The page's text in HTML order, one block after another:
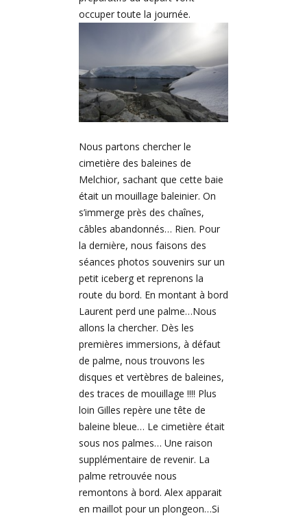
occuper toute la journée.
Nous partons chercher le
cimetière des baleines de
Melchior, sachant que cette baie
était un mouillage baleinier. On
s’immerge près des chaînes,
câbles abandonnés… Rien. Pour
la dernière, nous faisons des
séances photos souvenirs sur un
petit iceberg et reprenons la
route du bord. En montant à bord
Laurent perd une palme…Nous
allons la chercher. Dès les
premières immersions, à défaut
de palme, nous trouvons les
disques et vertèbres de baleines,
des traces de mouillage !!!! Plus
loin Gilles repère une tête de
baleine bleue… Le cimetière était
sous nos palmes… Une raison
supplémentaire de revenir. La
palme retrouvée nous
remontons à bord. Alex apparait
en maillot pour un plongeon…Si